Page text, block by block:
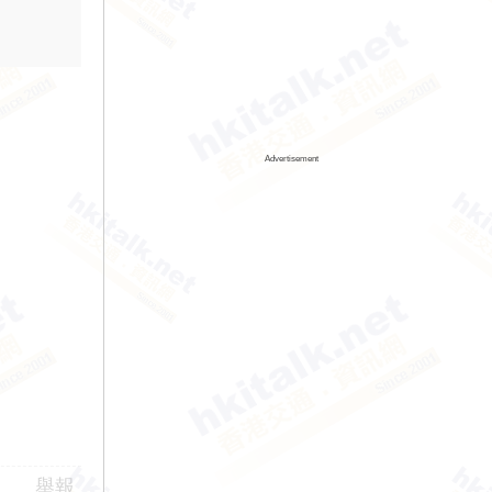
舉報
Advertisement